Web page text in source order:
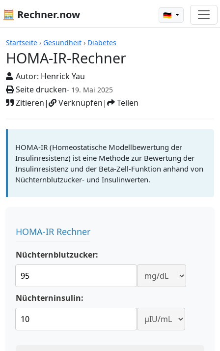
🧮 Rechner.now 🇩🇪
Startseite › Gesundheit › Diabetes
HOMA-IR-Rechner
Autor: Henrick Yau
Seite drucken- 19. Mai 2025
Zitieren| Verknüpfen| Teilen
Rechner
HOMA-IR (Homeostatische Modellbewertung der
Insulinresistenz) ist eine Methode zur Bewertung der
Insulinresistenz und der Beta-Zell-Funktion anhand von
Nüchternblutzucker- und Insulinwerten.
HOMA-IR Rechner
Nüchternblutzucker:
Nüchterninsulin: